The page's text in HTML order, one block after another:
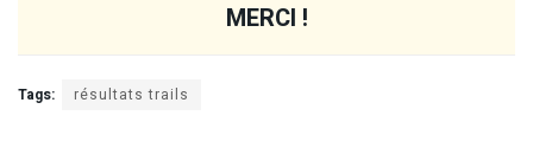
MERCI !
Tags: résultats trails